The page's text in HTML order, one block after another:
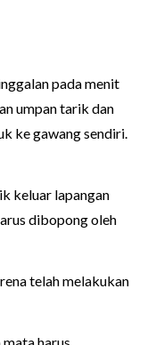
pada menit
umpan tarik dan
ke gawang sendiri.
keluar lapangan
dibopong oleh
telah melakukan